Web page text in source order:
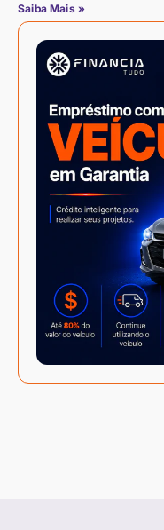
Saiba Mais »